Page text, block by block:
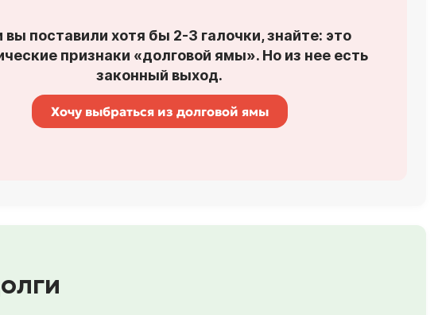
вы поставили хотя бы 2-3 галочки, знайте: это
признаки «долговой ямы». Но из нее есть
законный выход.
Хочу выбраться из долговой ямы